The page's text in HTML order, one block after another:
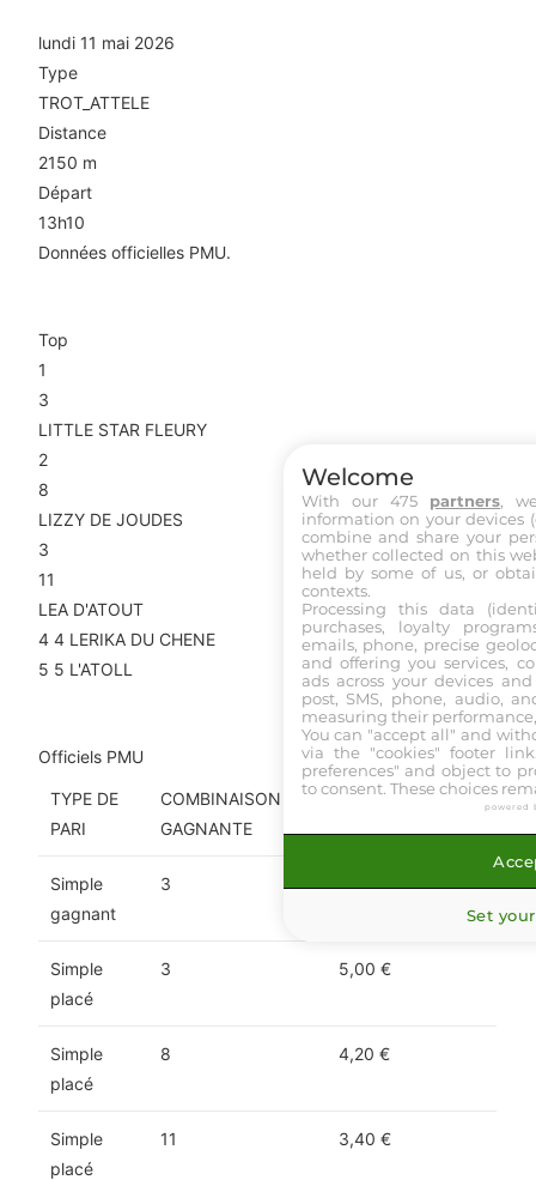
lundi 11 mai 2026
Type
TROT_ATTELE
Distance
2150 m
Départ
13h10
Données officielles PMU.
Top
1
3
LITTLE STAR FLEURY
2
8
LIZZY DE JOUDES
3
11
LEA D'ATOUT
4 4 LERIKA DU CHENE
5 5 L'ATOLL
Officiels PMU
TYPE DE
PARI
COMBINAISON
GAGNANTE
RAPPORTS POUR
Simple
gagnant
3 20,20 €
Simple
placé
3 5,00 €
Simple
placé
8 4,20 €
Simple
placé
11 3,40 €
Welcome
With our 475 partners,
information on your devices
combine and share your
whether collected on this
held by some of us, or
contexts.
Processing this data
purchases, loyalty
emails, phone, precise
and offering you services,
ads across your devices
post, SMS, phone, audio,
measuring their
You can "accept all" and
via the "cookies" footer link
preferences" and object to
to consent. These choices
powered
Set